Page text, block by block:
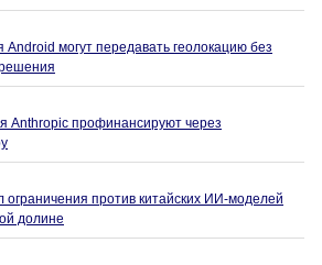
могут передавать геолокацию без
Anthropic профинансируют через
против китайских ИИ-моделей
долине